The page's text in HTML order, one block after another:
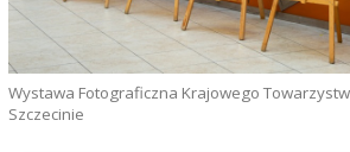
Wystawa Fotograficzna Krajowego
Szczecinie